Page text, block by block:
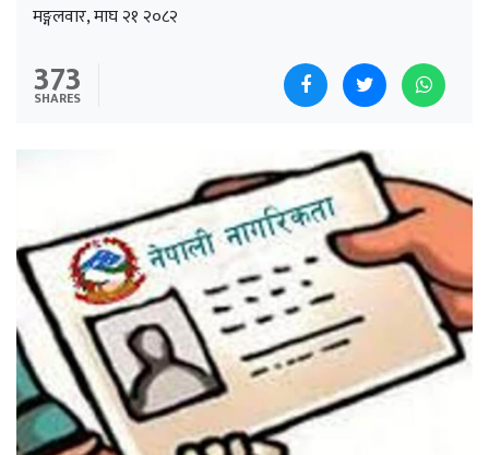
मङ्गलवार, माघ २१ २०८२
373
SHARES